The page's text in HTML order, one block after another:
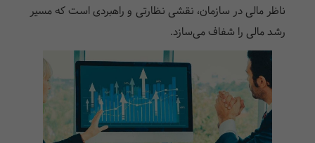
ناظر مالی در سازمان، نقشی نظارتی و راهبردی است که مسیر
رشد مالی را شفاف می‌سازد.